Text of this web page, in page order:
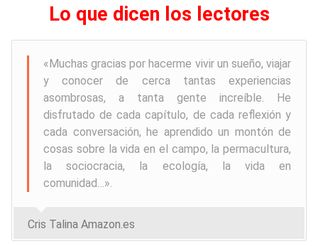
Lo que dicen los lectores
« Muchas gracias por hacerme vivir un sueño, viajar
y conocer de cerca tantas experiencias
asombrosas, a tanta gente increíble. He
disfrutado de cada capítulo, de cada reflexión y
cada conversación, he aprendido un montón de
cosas sobre la vida en el campo, la permacultura,
la sociocracia, la ecología, la vida en
comunidad…».
Cris Talina Amazon.es